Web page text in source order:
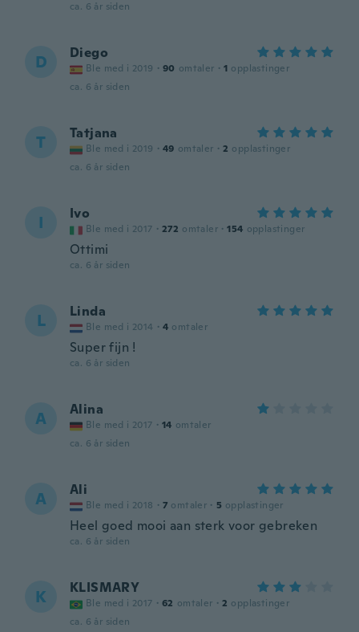
ca. 6 år siden
D Diego
Ble med i 2019 · 90 omtaler · 1 opplastinger
ca. 6 år siden
T Tatjana
Ble med i 2019 · 49 omtaler · 2 opplastinger
ca. 6 år siden
I Ivo
Ble med i 2017 · 272 omtaler · 154 opplastinger
Ottimi
ca. 6 år siden
L Linda
Ble med i 2014 · 4 omtaler
Super fijn !
ca. 6 år siden
A Alina
Ble med i 2017 · 14 omtaler
ca. 6 år siden
A Ali
Ble med i 2018 · 7 omtaler · 5 opplastinger
Heel goed mooi aan sterk voor gebreken
ca. 6 år siden
K KLISMARY
Ble med i 2017 · 62 omtaler · 2 opplastinger
ca. 6 år siden